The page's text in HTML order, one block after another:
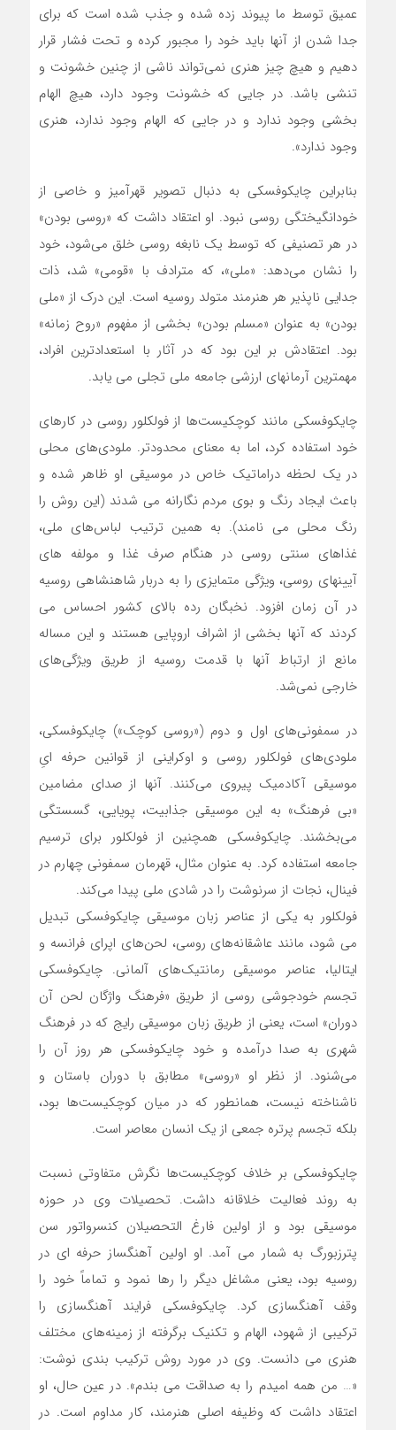
عمیق توسط ما پیوند زده شده و جذب شده است که برای
جدا شدن از آنها باید خود را مجبور کرده و تحت فشار قرار
دهیم و هیچ چیز هنری نمی‌تواند ناشی از چنین خشونت و
تنشی باشد. در جایی که خشونت وجود دارد، هیچ الهام
بخشی وجود ندارد و در جایی که الهام وجود ندارد، هنری
وجود ندارد».
بنابراین چایکوفسکی به دنبال تصویر قهرآمیز و خاصی از
خودانگیختگی روسی نبود. او اعتقاد داشت که «روسی بودن»
در هر تصنیفی که توسط یک نابغه روسی خلق می‌شود، خود
را نشان می‌دهد: «ملی»، که مترادف با «قومی» شد، ذات
جدایی ناپذیر هر هنرمند متولد روسیه است. این درک از «ملی
بودن» به عنوان «مسلم بودن» بخشی از مفهوم «روح زمانه»
بود. اعتقادش بر این بود که در آثار با استعدادترین افراد،
مهمترین آرمانهای ارزشی جامعه ملی تجلی می یابد.
چایکوفسکی مانند ‌کوچکیست‌ها از فولکلور روسی در کارهای
خود استفاده کرد، اما به معنای محدودتر. ملودی‌های محلی
در یک لحظه دراماتیک خاص در موسیقی او ظاهر ‌شده و
باعث ایجاد رنگ و بوی مردم نگارانه می شدند (این روش را
رنگ محلی می نامند). به همین ترتیب لباس‌های ملی،
غذاهای سنتی روسی در هنگام صرف غذا و مولفه های
آیینهای روسی، ویژگی متمایزی را به دربار شاهنشاهی روسیه
در آن زمان افزود. نخبگان رده بالای کشور احساس می
کردند که آنها بخشی از اشراف اروپایی هستند و این مساله
مانع از ارتباط آنها با قدمت روسیه از طریق ویژگی‌های
خارجی نمی‌شد.
در سمفونی‌های اول و دوم («روسی کوچک») چایکوفسکی،
ملودی‌های فولکلور روسی و اوکراینی از قوانین حرفه ا‌یِ
موسیقی آکادمیک پیروی می‌کنند. آنها از صدای مضامین
«بی فرهنگ» به این موسیقی جذابیت، پویایی، گسستگی
می‌بخشند. چایکوفسکی همچنین از فولکلور برای ترسیم
جامعه استفاده کرد. به عنوان مثال، قهرمان سمفونی چهارم در
فینال، نجات از سرنوشت را در شادی ملی پیدا می‌کند.
فولکلور به یکی از عناصر زبان موسیقی چایکوفسکی تبدیل
می شود، مانند عاشقانه‌های روسی، لحن‌های اپرای فرانسه و
ایتالیا، عناصر موسیقی رمانتیک‌های آلمانی. چایکوفسکی
تجسم خودجوشی روسی از طریق «فرهنگ واژگان لحن آن
دوران» است، یعنی از طریق زبان موسیقی رایج که در فرهنگ
شهری به صدا درآمده و خود چایکوفسکی هر روز آن را
می‌شنود. از نظر او «روسی» مطابق با دوران باستان و
ناشناخته نیست، همانطور که در میان کوچکیست‌ها بود،
بلکه تجسم پرتره جمعی از یک انسان معاصر است.
چایکوفسکی بر خلاف ‌کوچکیست‌ها نگرش متفاوتی نسبت
به روند فعالیت خلاقانه داشت. تحصیلات وی در حوزه
موسیقی بود و از اولین فارغ التحصیلان کنسرواتور سن
پترزبورگ به شمار می آمد. او اولین آهنگساز حرفه ای در
روسیه بود، یعنی مشاغل دیگر را رها نمود و تماماً خود را
وقف آهنگسازی کرد. چایکوفسکی فرایند آهنگسازی را
ترکیبی از شهود، الهام و تکنیک برگرفته از زمینه‌های مختلف
هنری می دانست. وی در مورد روش ترکیب بندی نوشت:
«… من همه امیدم را به صداقت می بندم». در عین حال، او
اعتقاد داشت که وظیفه اصلی هنرمند، کار مداوم است. در